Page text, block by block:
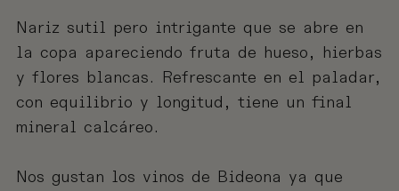
Nariz sutil pero intrigante que se abre en
la copa apareciendo fruta de hueso, hierbas
y flores blancas. Refrescante en el paladar,
con equilibrio y longitud, tiene un final
mineral calcáreo.
Nos gustan los vinos de Bideona ya que